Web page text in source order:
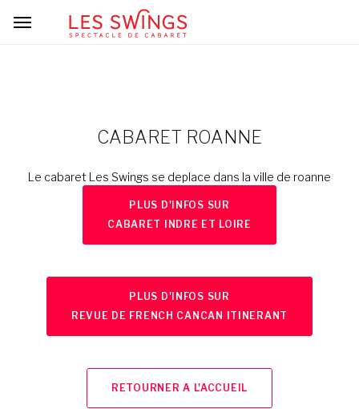
CABARET ROANNE
Le cabaret Les Swings se deplace dans la ville de roanne
PLUS D'INFOS SUR
CABARET INDRE ET LOIRE
PLUS D'INFOS SUR
REVUE DE FRENCH CANCAN ITINERANT
RETOURNER A L'ACCUEIL